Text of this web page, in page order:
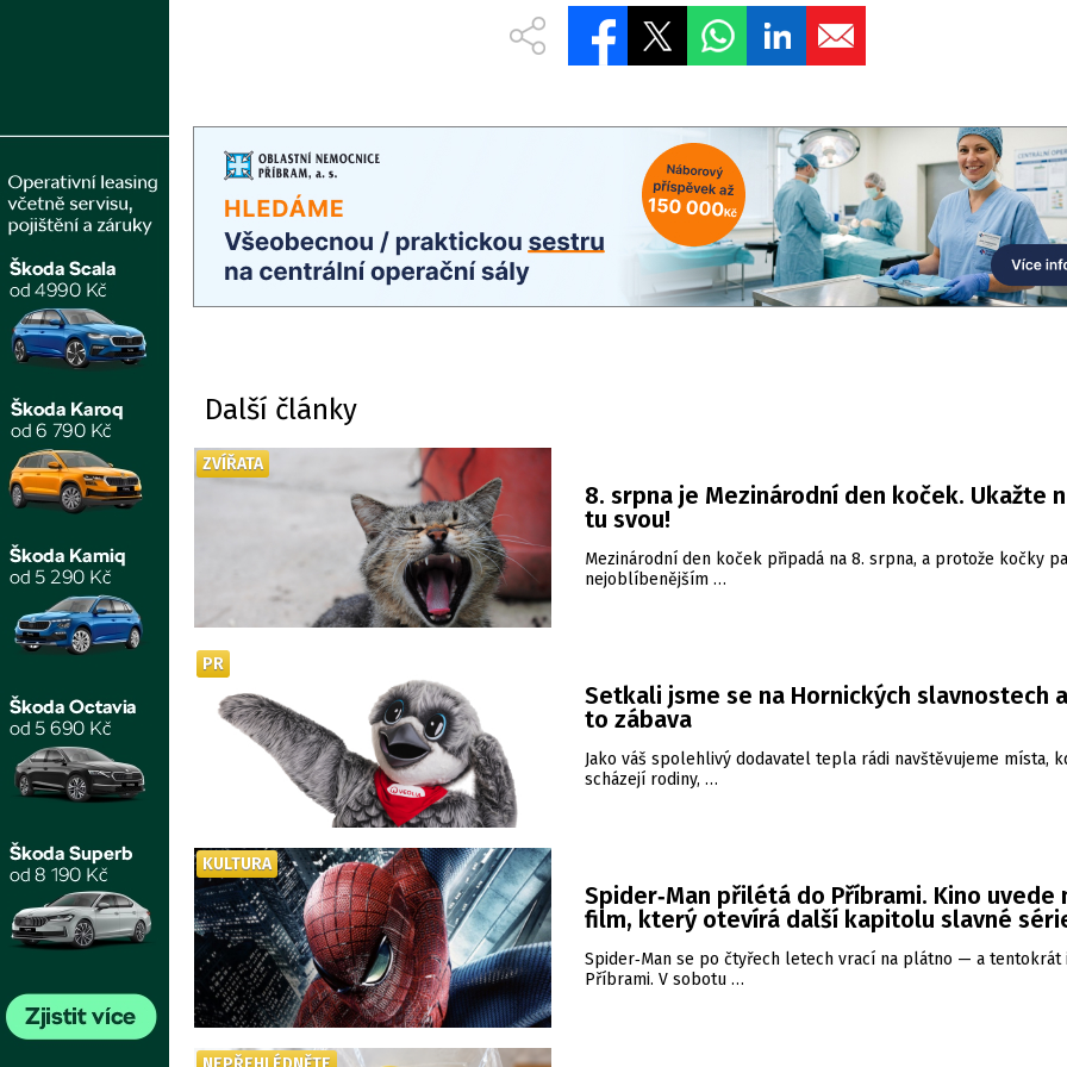
Další články
8. srpna je Mezinárodní den koček. Ukažte
tu svou!
Mezinárodní den koček připadá na 8. srpna, a protože kočky
nejoblíbenějším …
ZVÍŘATA
Setkali jsme se na Hornických slavnostech
to zábava
Jako váš spolehlivý dodavatel tepla rádi navštěvujeme místa,
scházejí rodiny, …
PR
Spider‑Man přilétá do Příbrami. Kino uvede
film, který otevírá další kapitolu slavné
Spider‑Man se po čtyřech letech vrací na plátno — a tentokrát
Příbrami. V sobotu …
KULTURA